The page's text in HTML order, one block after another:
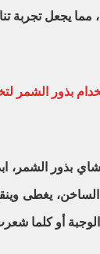
مما يجعل تجربة
بذور الشمر
الوجبة أو كلما